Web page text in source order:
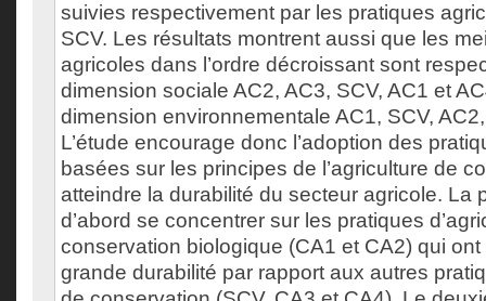
suivies respectivement par les pratiques
SCV. Les résultats montrent aussi que les
agricoles dans l’ordre décroissant sont
dimension sociale AC2, AC3, SCV, AC1 et
dimension environnementale AC1, SCV,
L’étude encourage donc l’adoption des
basées sur les principes de l’agriculture de
atteindre la durabilité du secteur agricole. La
d’abord se concentrer sur les pratiques
conservation biologique (CA1 et CA2) qui
grande durabilité par rapport aux autres